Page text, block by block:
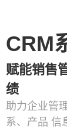
CRM
赋能销售
绩
助力企业管
系、产品 信